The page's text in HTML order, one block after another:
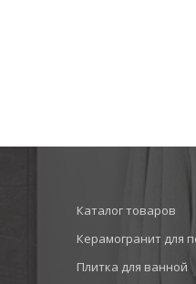
Каталог товаров
Керамогранит для
Плитка для ванной